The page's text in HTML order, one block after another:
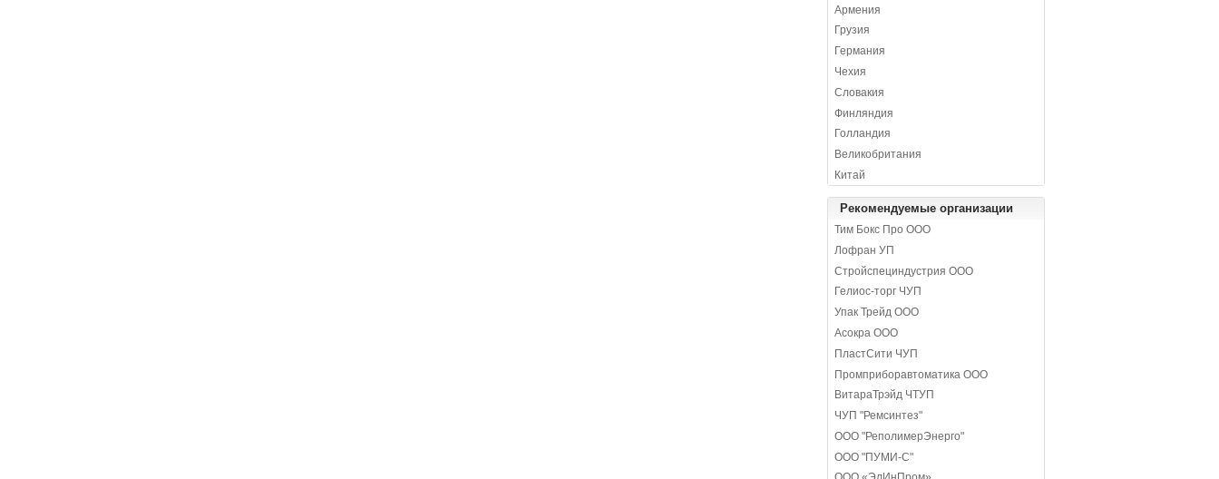
Армения
Грузия
Германия
Чехия
Словакия
Финляндия
Голландия
Великобритания
Китай
Рекомендуемые организации
Тим Бокс Про ООО
Лофран УП
Стройспециндустрия ООО
Гелиос-торг ЧУП
Упак Трейд ООО
Асокра ООО
ПластСити ЧУП
Промприборавтоматика ООО
ВитараТрэйд ЧТУП
ЧУП "Ремсинтез"
ООО "РеполимерЭнерго"
ООО "ПУМИ-С"